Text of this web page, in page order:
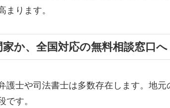
まります。
か、全国対応の無料相談窓口へ
護士や司法書士は多数存在します。地
です。